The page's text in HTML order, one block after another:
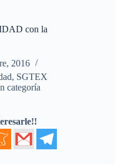
con la
2016
, SGTEX
categoría